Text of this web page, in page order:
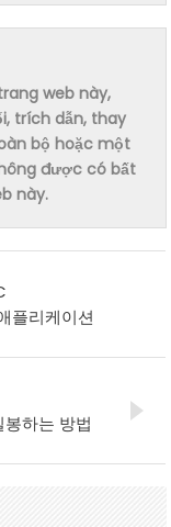
web này,
trích dẫn, thay
bộ hoặc một
được có bất
này.
플리케이션
하는 방법